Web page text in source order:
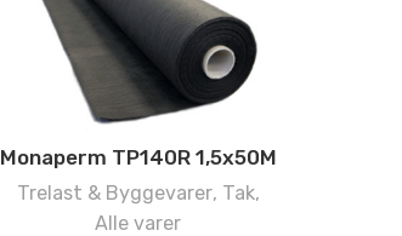
Monaperm TP140R 1,5x50M
Trelast & Byggevarer, Tak,
Alle varer